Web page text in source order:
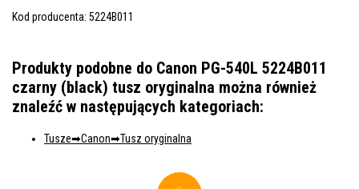
Kod producenta: 5224B011
Produkty podobne do Canon PG-540L 5224B011
czarny (black) tusz oryginalna można również
znaleźć w następujących kategoriach:
Tusze Canon Tusz oryginalna